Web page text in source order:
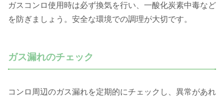
ガスコンロ使用時は必ず換気を行い、一酸化炭素中毒など
を防ぎましょう。安全な環境での調理が大切です。
ガス漏れのチェック
コンロ周辺のガス漏れを定期的にチェックし、異常があれ